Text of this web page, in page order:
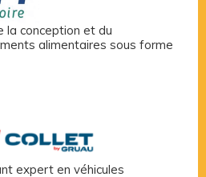
la conception et du
alimentaires sous forme
expert en véhicules